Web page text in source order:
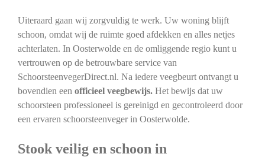
Uiteraard gaan wij zorgvuldig te werk. Uw woning blijft
schoon, omdat wij de ruimte goed afdekken en alles netjes
achterlaten. In Oosterwolde en de omliggende regio kunt u
vertrouwen op de betrouwbare service van
SchoorsteenvegerDirect.nl. Na iedere veegbeurt ontvangt u
bovendien een officieel veegbewijs. Het bewijs dat uw
schoorsteen professioneel is gereinigd en gecontroleerd door
een ervaren schoorsteenveger in Oosterwolde.
Stook veilig en schoon in